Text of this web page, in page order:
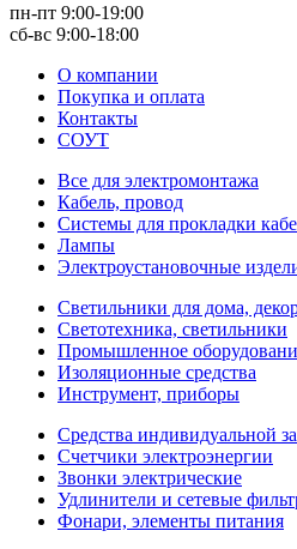
пн-пт 9:00-19:00
сб-вс 9:00-18:00
О компании
Покупка и оплата
Контакты
СОУТ
Все для электромонтажа
Кабель, провод
Системы для прокладки
Лампы
Электроустановочные
Светильники для дома,
Светотехника, светильники
Промышленное
Изоляционные средства
Инструмент, приборы
Средства индивидуальной
Счетчики электроэнергии
Звонки электрические
Удлинители и сетевые
Фонари, элементы питания